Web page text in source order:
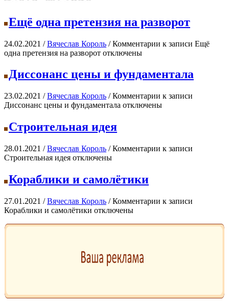
Ещё одна претензия на разворот
24.02.2021 /Вячеслав Король /Комментарии к записи Ещё
одна претензия на разворот отключены
Диссонанс цены и фундаментала
23.02.2021 /Вячеслав Король /Комментарии к записи
Диссонанс цены и фундаментала отключены
Строительная идея
28.01.2021 /Вячеслав Король /Комментарии к записи
Строительная идея отключены
Кораблики и самолётики
27.01.2021 /Вячеслав Король /Комментарии к записи
Кораблики и самолётики отключены